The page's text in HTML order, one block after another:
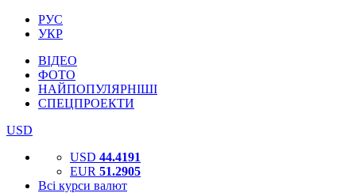
РУС
УКР
ВІДЕО
ФОТО
НАЙПОПУЛЯРНІШІ
СПЕЦПРОЕКТИ
USD
USD 44.4191
EUR 51.2905
Всі курси валют